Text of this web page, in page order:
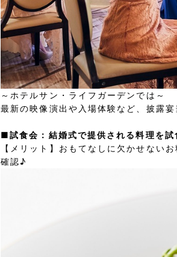
～ホテルサン・ライフガーデンでは～
最新の映像演出や入場体験など、披露
■試食会：結婚式で提供される料理を試
【メリット】おもてなしに欠かせない
確認♪